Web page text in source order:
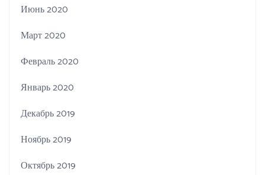
Июнь 2020
Март 2020
Февраль 2020
Январь 2020
Декабрь 2019
Ноябрь 2019
Октябрь 2019